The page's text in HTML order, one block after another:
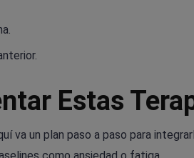
Estas
va un plan paso a paso para